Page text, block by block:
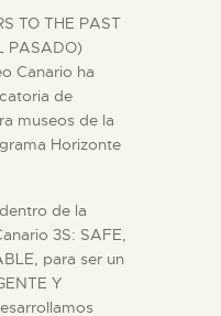
TO THE PAST
PASADO)
Canario ha
de
museos de la
Horizonte
de la
3S: SAFE,
para ser un
Y